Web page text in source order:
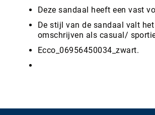
Deze sandaal heeft een vast
De stijl van de sandaal valt
omschrijven als casual/
Ecco_06956450034_zwart.